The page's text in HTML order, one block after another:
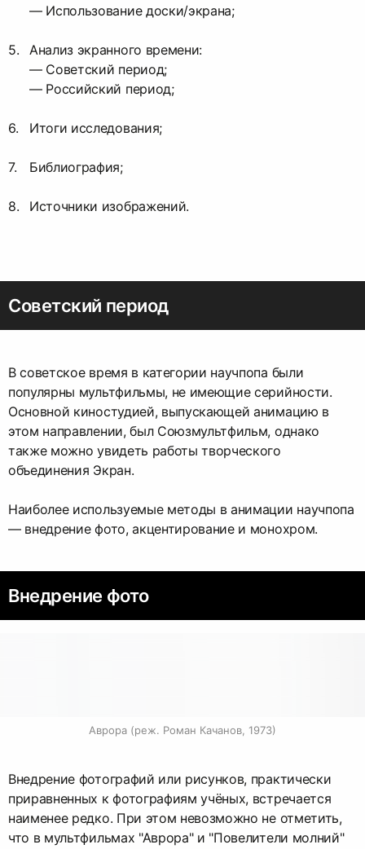
— Использование доски/экрана;
Анализ экранного времени:
— Советский период;
— Российский период;
Итоги исследования;
Библиография;
Источники изображений.
Советский период
В советское время в категории научпопа были
популярны мультфильмы, не имеющие серийности.
Основной киностудией, выпускающей анимацию в
этом направлении, был Союзмультфильм, однако
также можно увидеть работы творческого
объединения Экран.
Наиболее используемые методы в анимации научпопа
— внедрение фото, акцентирование и монохром.
Внедрение фото
Аврора (реж. Роман Качанов, 1973)
Внедрение фотографий или рисунков, практически
приравненных к фотографиям учёных, встречается
наименее редко. При этом невозможно не отметить,
что в мультфильмах "Аврора" и "Повелители молний"